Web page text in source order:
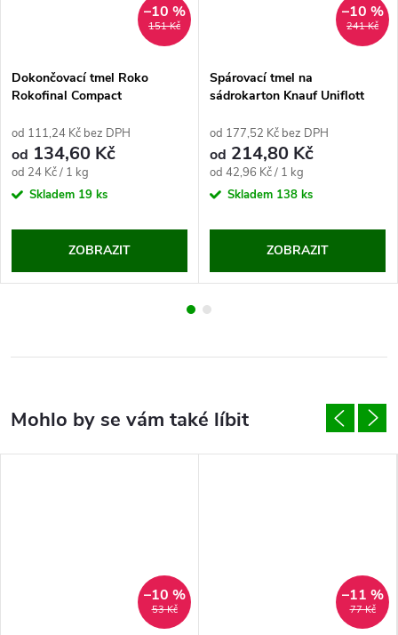
151 Kč
–10 %
Dokončovací tmel Roko
Rokofinal Compact
od 111,24 Kč bez DPH
od 134,60 Kč
Měrná
cena:
od 24 Kč / 1 kg
Skladem 19 ks
ZOBRAZIT
241 Kč
–10 %
Spárovací tmel na
sádrokarton Knauf Uniflott
od 177,52 Kč bez DPH
od 214,80 Kč
Měrná
cena:
od 42,96 Kč / 1 kg
Skladem 138 ks
ZOBRAZIT
53 Kč
–10 %
77 Kč
–11 %